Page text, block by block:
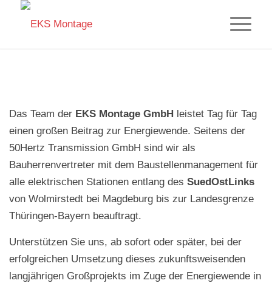
Das Team der EKS Montage GmbH
leistet Tag für Tag
einen großen Beitrag zur Energiewende. Seitens der
50Hertz Transmission GmbH sind wir als
Bauherrenvertreter mit dem Baustellenmanagement für
alle elektrischen Stationen entlang des SuedOstLinks
von Wolmirstedt bei Magdeburg bis zur Landesgrenze
Thüringen-Bayern beauftragt.
Unterstützen Sie uns, ab sofort oder später, bei der
erfolgreichen Umsetzung dieses zukunftsweisenden
langjährigen Großprojekts im Zuge der Energiewende in